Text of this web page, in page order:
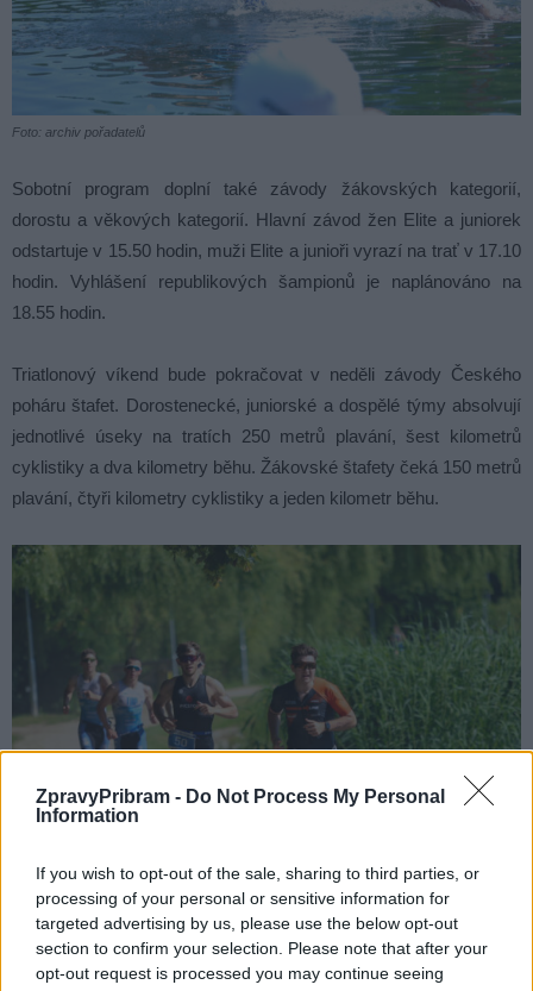
ZpravyPribram - Do Not Process My Personal
Information
If you wish to opt-out of the sale, sharing to third parties, or
processing of your personal or sensitive information for
targeted advertising by us, please use the below opt-out
section to confirm your selection. Please note that after your
opt-out request is processed you may continue seeing
Foto: archiv pořadatelů
Sobotní program doplní také závody žákovských kategorií,
dorostu a věkových kategorií. Hlavní závod žen Elite a juniorek
odstartuje v 15.50 hodin, muži Elite a junioři vyrazí na trať v 17.10
hodin. Vyhlášení republikových šampionů je naplánováno na
18.55 hodin.
Triatlonový víkend bude pokračovat v neděli závody Českého
poháru štafet. Dorostenecké, juniorské a dospělé týmy absolvují
jednotlivé úseky na tratích 250 metrů plavání, šest kilometrů
cyklistiky a dva kilometry běhu. Žákovské štafety čeká 150 metrů
plavání, čtyři kilometry cyklistiky a jeden kilometr běhu.
Foto: archiv pořadatelů